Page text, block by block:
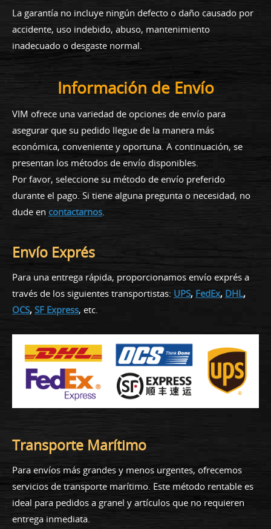
La garantía no incluye ningún defecto o daño causado por
accidente, uso indebido, abuso, mantenimiento
inadecuado o desgaste normal.
Información de Envío
VIM ofrece una variedad de opciones de envío para
asegurar que su pedido llegue de la manera más
económica, conveniente y oportuna. A continuación, se
presentan los métodos de envío disponibles.
Por favor, seleccione su método de envío preferido
durante el pago. Si tiene alguna pregunta o necesidad, no
dude en contactarnos
Envío Exprés
Para una entrega rápida, proporcionamos envío exprés a
través de los siguientes transportistas: UPS, FedEx, DHL,
OCS, SF Express, etc.
Transporte Marítimo
Para envíos más grandes y menos urgentes, ofrecemos
servicios de transporte marítimo. Este método rentable es
ideal para pedidos a granel y artículos que no requieren
entrega inmediata.